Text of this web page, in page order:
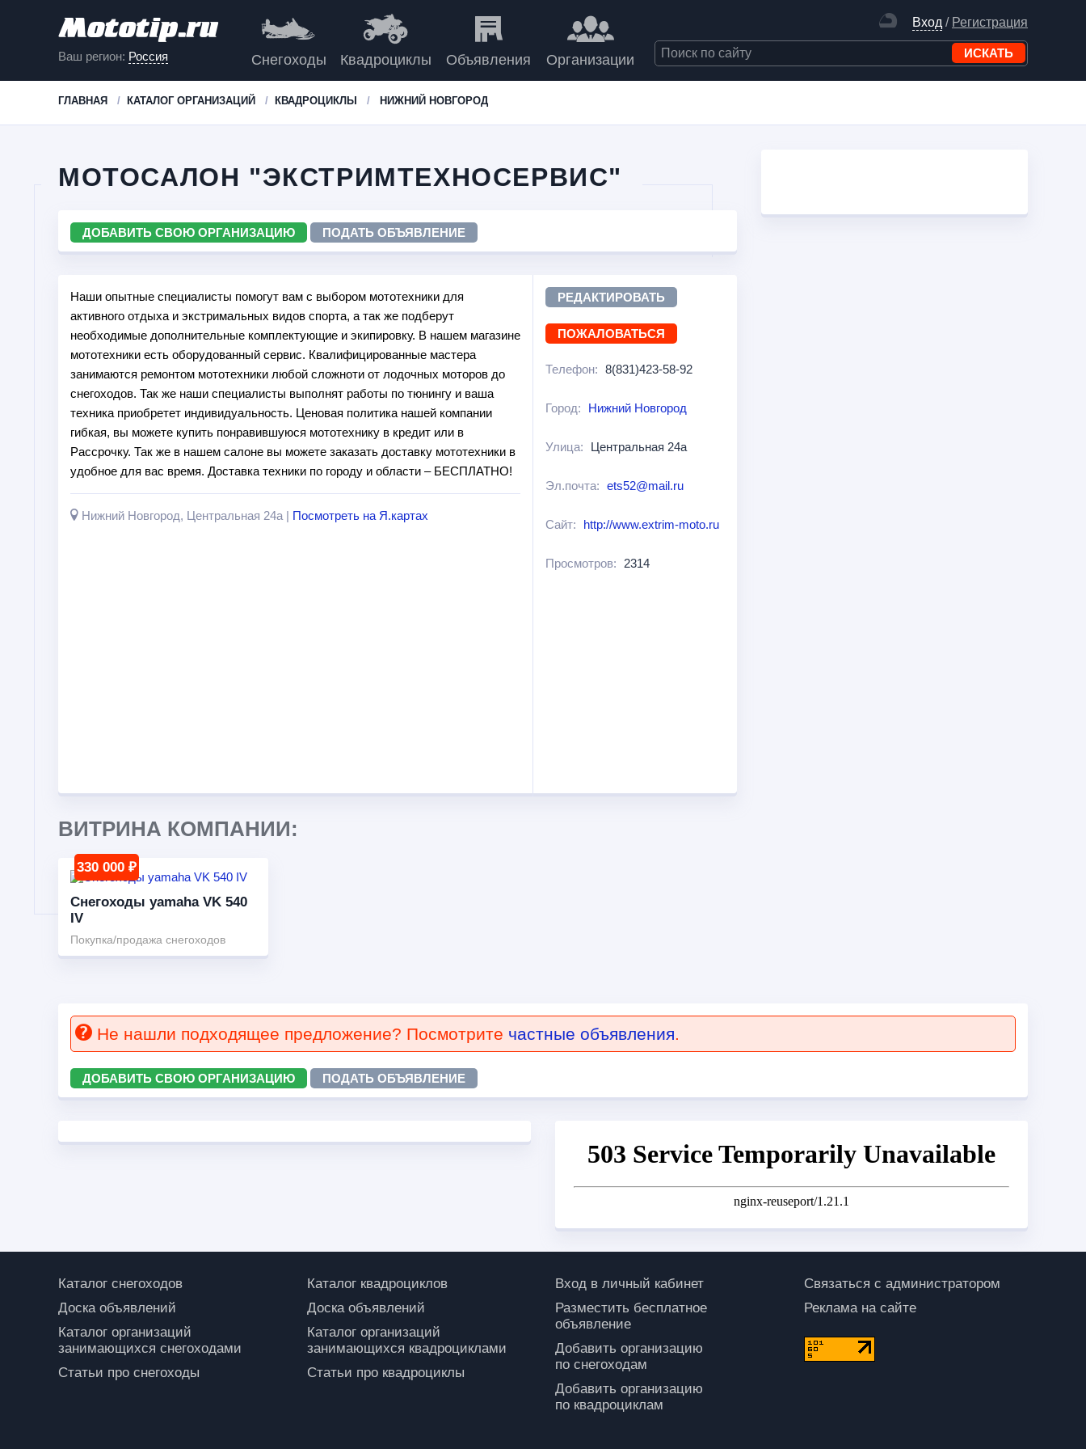
Ваш регион: Россия
Вход / Регистрация
Снегоходы Квадроциклы Объявления Организации
ГЛАВНАЯ КАТАЛОГ ОРГАНИЗАЦИЙ КВАДРОЦИКЛЫ НИЖНИЙ НОВГОРОД
МОТОСАЛОН "ЭКСТРИМТЕХНОСЕРВИС"
ДОБАВИТЬ СВОЮ ОРГАНИЗАЦИЮ ПОДАТЬ ОБЪЯВЛЕНИЕ
Наши опытные специалисты помогут вам с выбором мототехники для
активного отдыха и экстримальных видов спорта, а так же подберут
необходимые дополнительные комплектующие и экипировку. В нашем магазине
мототехники есть оборудованный сервис. Квалифицированные мастера
занимаются ремонтом мототехники любой сложноти от лодочных моторов до
снегоходов. Так же наши специалисты выполнят работы по тюнингу и ваша
техника приобретет индивидуальность. Ценовая политика нашей компании
гибкая, вы можете купить понравившуюся мототехнику в кредит или в
Рассрочку. Так же в нашем салоне вы можете заказать доставку мототехники в
удобное для вас время. Доставка техники по городу и области – БЕСПЛАТНО!
Нижний Новгород, Центральная 24а | Посмотреть на Я.картах
РЕДАКТИРОВАТЬ
ПОЖАЛОВАТЬСЯ
Телефон: 8(831)423-58-92
Город: Нижний Новгород
Улица: Центральная 24а
Эл.почта: ets52@mail.ru
Сайт: http://www.extrim-moto.ru
Просмотров: 2314
ВИТРИНА КОМПАНИИ:
330 000 ₽
Снегоходы yamaha VK 540
IV
Покупка/продажа снегоходов
Не нашли подходящее предложение? Посмотрите частные объявления.
ДОБАВИТЬ СВОЮ ОРГАНИЗАЦИЮ ПОДАТЬ ОБЪЯВЛЕНИЕ
Каталог снегоходов
Доска объявлений
Каталог организаций
занимающихся снегоходами
Статьи про снегоходы
Каталог квадроциклов
Доска объявлений
Каталог организаций
занимающихся квадроциклами
Статьи про квадроциклы
Вход в личный кабинет
Разместить бесплатное
объявление
Добавить организацию
по снегоходам
Добавить организацию
по квадроциклам
Связаться с администратором
Реклама на сайте